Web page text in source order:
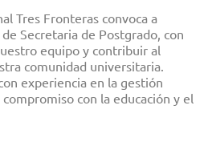
Tres Fronteras convoca a
Secretaria de Postgrado, con
equipo y contribuir al
comunidad universitaria.
experiencia en la gestión
con la educación y el